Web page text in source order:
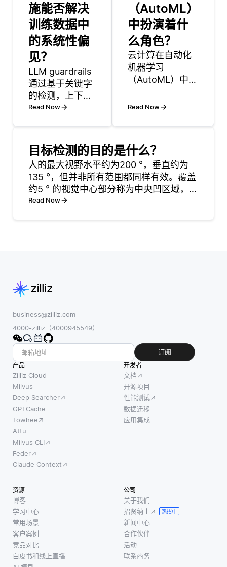
施能否解决
训练数据中
的系统性偏
见？
LLM guardrails
通过基于关键字
的检测，上下文
感知分析和情感
容。这些系统扫
描模型生成的文
本，以识别与明
确或不适当内容
相关的术语、短
语或模式，如亵
Read Now
（AutoML）
中扮演着什
么角色？
云计算在自动化
机器学习
（AutoML）中扮
角色，它提供可
开发人员能够高
和部署机器学习
模型。机器学习
的一个主要挑战
是过程资源密集
Read Now
目标检测的目的是什么？
人的最大视野水平约为200 °，垂直约为
135 °，但并非所有范围都同样有效。覆盖
约5 ° 的视觉中心部分称为中央凹区域，由
于锥细胞的高浓度，该区域的视敏度最
Read Now
business@zilliz.com
4000-zilliz（4000945549）
订阅
产品
Zilliz Cloud
Milvus
Deep Searcher
GPTCache
Towhee
Attu
Milvus CLI
Feder
Claude Context
开发者
文档
开源项目
性能测试
数据迁移
应用集成
资源
博客
学习中心
常用场景
客户案例
竞品对比
白皮书和线上直播
公司
关于我们
招贤纳士
热招中
新闻中心
合作伙伴
活动
联系商务